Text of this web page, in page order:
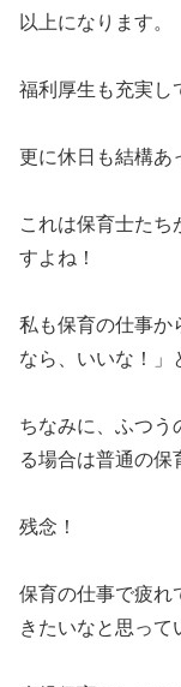
以上になります。
福利厚生も充実し
更に休日も結構あ
これは保育士たち
すよね！
私も保育の仕事か
なら、いいな！」
ちなみに、ふつう
る場合は普通の保
残念！
保育の仕事で疲れ
きたいなと思って